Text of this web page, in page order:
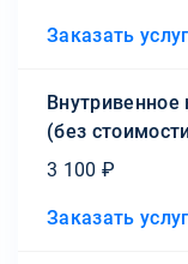
Заказать
Внутривенное
(без
3 100 ₽
Заказать